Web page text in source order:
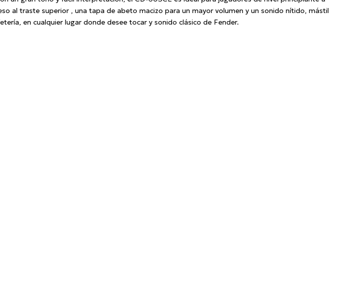
al traste superior , una tapa de abeto macizo para un mayor volumen y un sonido nítido, mástil
en cualquier lugar donde desee tocar y sonido clásico de Fender.